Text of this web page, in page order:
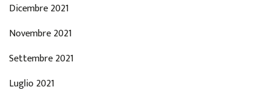
Dicembre 2021
Novembre 2021
Settembre 2021
Luglio 2021